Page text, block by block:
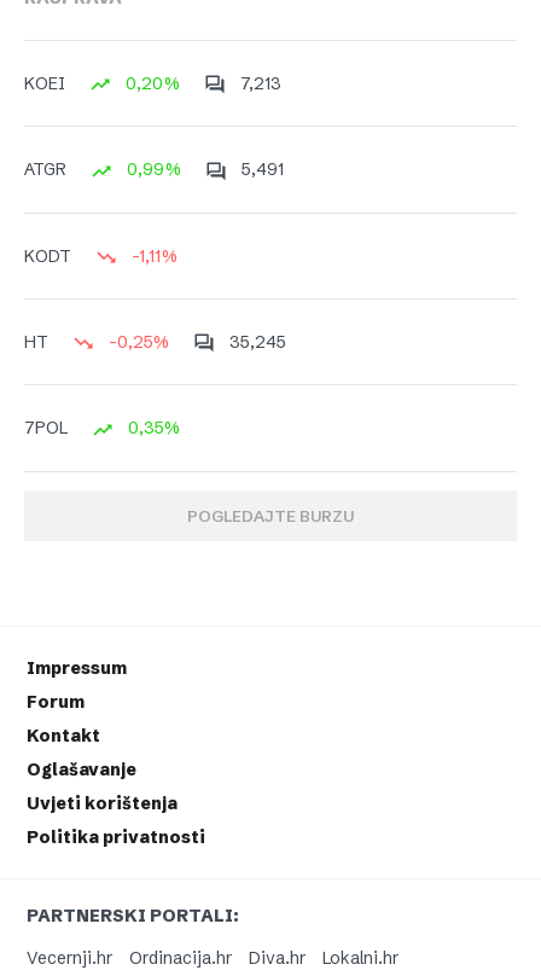
KOEI 0,20% 7,213
ATGR 0,99% 5,491
KODT -1,11%
HT -0,25% 35,245
7POL 0,35%
POGLEDAJTE BURZU
Impressum
Forum
Kontakt
Oglašavanje
Uvjeti korištenja
Politika privatnosti
PARTNERSKI PORTALI:
Vecernji.hr
Ordinacija.hr Diva.hr Lokalni.hr